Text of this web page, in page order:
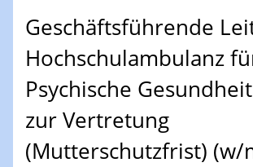
Geschäftsführende
Hochschulambulanz
Psychische
zur Vertretung
(Mutterschutzfrist) (w/